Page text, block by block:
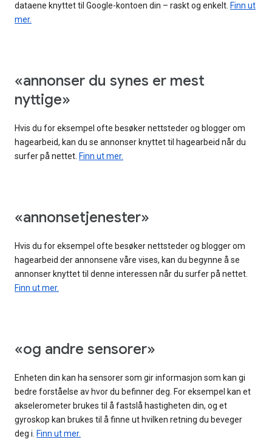
dataene knyttet til Google-kontoen din – raskt og enkelt. Finn ut
mer.
«annonser du synes er mest
nyttige»
Hvis du for eksempel ofte besøker nettsteder og blogger om
hagearbeid, kan du se annonser knyttet til hagearbeid når du
surfer på nettet. Finn ut mer.
«annonsetjenester»
Hvis du for eksempel ofte besøker nettsteder og blogger om
hagearbeid der annonsene våre vises, kan du begynne å se
annonser knyttet til denne interessen når du surfer på nettet.
Finn ut mer.
«og andre sensorer»
Enheten din kan ha sensorer som gir informasjon som kan gi
bedre forståelse av hvor du befinner deg. For eksempel kan et
akselerometer brukes til å fastslå hastigheten din, og et
gyroskop kan brukes til å finne ut hvilken retning du beveger
deg i. Finn ut mer.